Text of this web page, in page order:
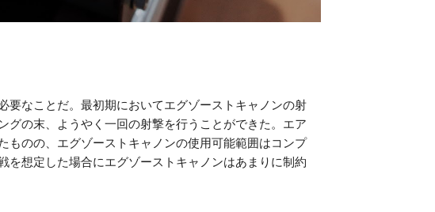
要なことだ。最初期においてエグゾーストキャノンの射
の末、ようやく一回の射撃を行うことができた。エア
ものの、エグゾーストキャノンの使用可能範囲はコンプ
を想定した場合にエグゾーストキャノンはあまりに制約